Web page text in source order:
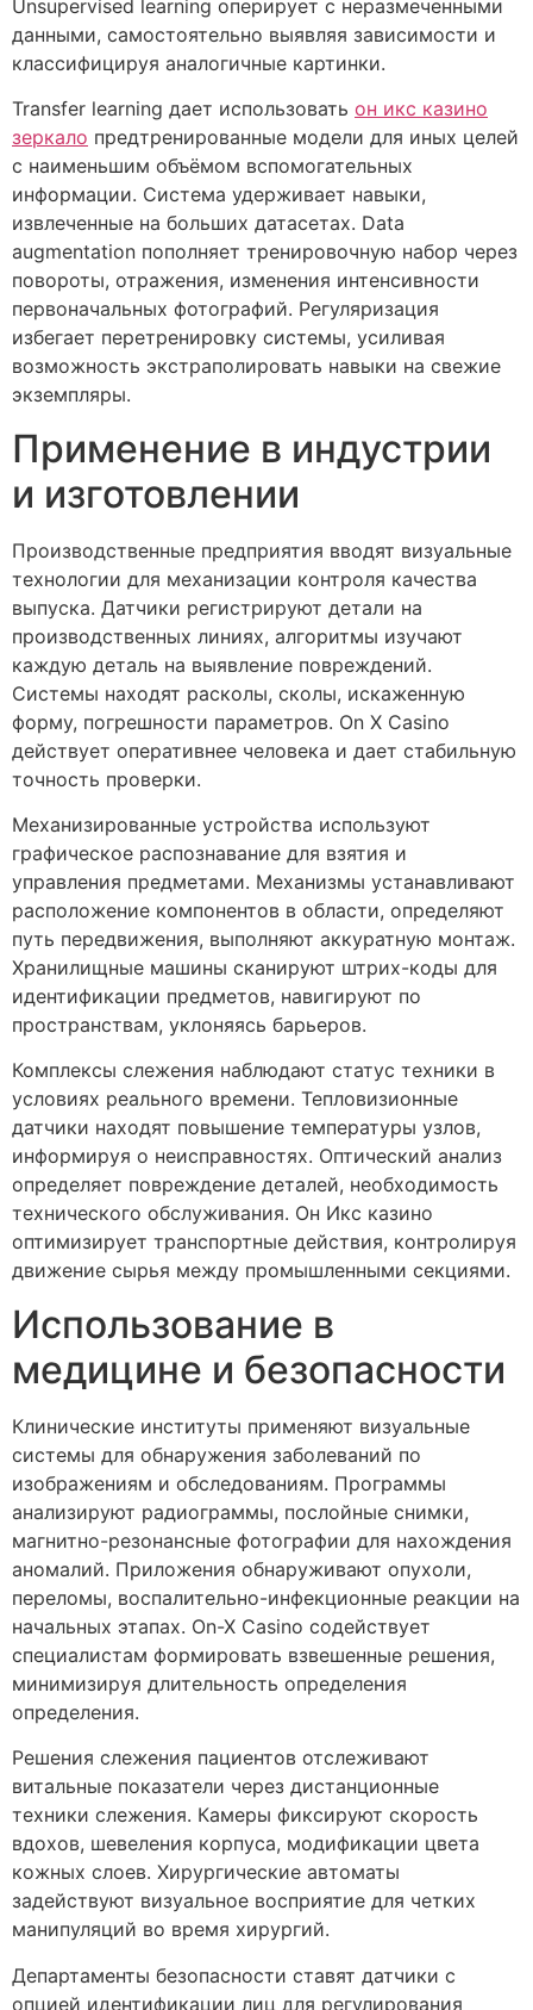
Unsupervised learning оперирует с неразмеченными
данными, самостоятельно выявляя зависимости и
классифицируя аналогичные картинки.
Transfer learning дает использовать он икс казино
зеркало предтренированные модели для иных целей
с наименьшим объёмом вспомогательных
информации. Система удерживает навыки,
извлеченные на больших датасетах. Data
augmentation пополняет тренировочную набор через
повороты, отражения, изменения интенсивности
первоначальных фотографий. Регуляризация
избегает перетренировку системы, усиливая
возможность экстраполировать навыки на свежие
экземпляры.
Применение в индустрии
и изготовлении
Производственные предприятия вводят визуальные
технологии для механизации контроля качества
выпуска. Датчики регистрируют детали на
производственных линиях, алгоритмы изучают
каждую деталь на выявление повреждений.
Системы находят расколы, сколы, искаженную
форму, погрешности параметров. On X Casino
действует оперативнее человека и дает стабильную
точность проверки.
Механизированные устройства используют
графическое распознавание для взятия и
управления предметами. Механизмы устанавливают
расположение компонентов в области, определяют
путь передвижения, выполняют аккуратную монтаж.
Хранилищные машины сканируют штрих-коды для
идентификации предметов, навигируют по
пространствам, уклоняясь барьеров.
Комплексы слежения наблюдают статус техники в
условиях реального времени. Тепловизионные
датчики находят повышение температуры узлов,
информируя о неисправностях. Оптический анализ
определяет повреждение деталей, необходимость
технического обслуживания. Он Икс казино
оптимизирует транспортные действия, контролируя
движение сырья между промышленными секциями.
Использование в
медицине и безопасности
Клинические институты применяют визуальные
системы для обнаружения заболеваний по
изображениям и обследованиям. Программы
анализируют радиограммы, послойные снимки,
магнитно-резонансные фотографии для нахождения
аномалий. Приложения обнаруживают опухоли,
переломы, воспалительно-инфекционные реакции на
начальных этапах. On-X Casino содействует
специалистам формировать взвешенные решения,
минимизируя длительность определения
определения.
Решения слежения пациентов отслеживают
витальные показатели через дистанционные
техники слежения. Камеры фиксируют скорость
вдохов, шевеления корпуса, модификации цвета
кожных слоев. Хирургические автоматы
задействуют визуальное восприятие для четких
манипуляций во время хирургий.
Департаменты безопасности ставят датчики с
опцией идентификации лиц для регулирования